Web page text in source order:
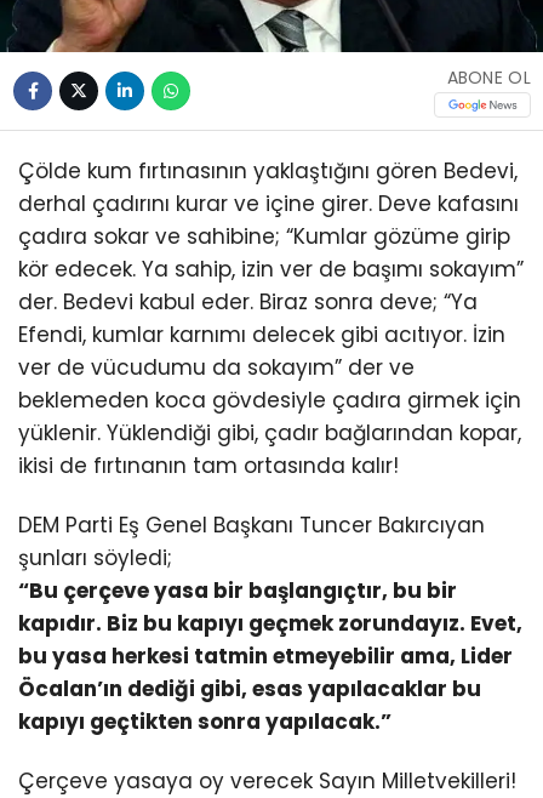
ABONE OL
Çölde kum fırtınasının yaklaştığını gören Bedevi,
derhal çadırını kurar ve içine girer. Deve kafasını
çadıra sokar ve sahibine; “Kumlar gözüme girip
kör edecek. Ya sahip, izin ver de başımı sokayım”
der. Bedevi kabul eder. Biraz sonra deve; “Ya
Efendi, kumlar karnımı delecek gibi acıtıyor. İzin
ver de vücudumu da sokayım” der ve
beklemeden koca gövdesiyle çadıra girmek için
yüklenir. Yüklendiği gibi, çadır bağlarından kopar,
ikisi de fırtınanın tam ortasında kalır!
DEM Parti Eş Genel Başkanı Tuncer Bakırcıyan
şunları söyledi;
“Bu çerçeve yasa bir başlangıçtır, bu bir
kapıdır. Biz bu kapıyı geçmek zorundayız. Evet,
bu yasa herkesi tatmin etmeyebilir ama, Lider
Öcalan’ın dediği gibi, esas yapılacaklar bu
kapıyı geçtikten sonra yapılacak.”
Çerçeve yasaya oy verecek Sayın Milletvekilleri!